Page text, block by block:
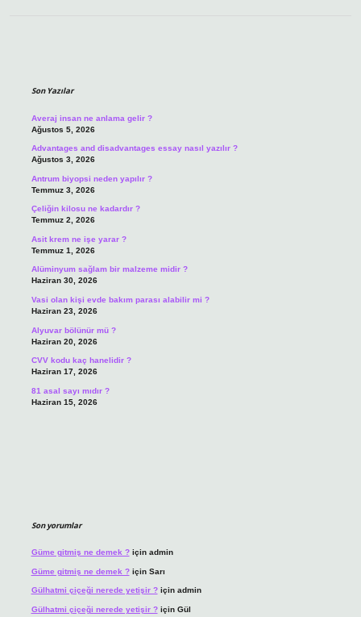
Son Yazılar
Averaj insan ne anlama gelir ?
Ağustos 5, 2026
Advantages and disadvantages essay nasıl yazılır ?
Ağustos 3, 2026
Antrum biyopsi neden yapılır ?
Temmuz 3, 2026
Çeliğin kilosu ne kadardır ?
Temmuz 2, 2026
Asit krem ne işe yarar ?
Temmuz 1, 2026
Alüminyum sağlam bir malzeme midir ?
Haziran 30, 2026
Vasi olan kişi evde bakım parası alabilir mi ?
Haziran 23, 2026
Alyuvar bölünür mü ?
Haziran 20, 2026
CVV kodu kaç hanelidir ?
Haziran 17, 2026
81 asal sayı mıdır ?
Haziran 15, 2026
Son yorumlar
Güme gitmiş ne demek ?için admin
Güme gitmiş ne demek ?için Sarı
Gülhatmi çiçeği nerede yetişir ?için admin
Gülhatmi çiçeği nerede yetişir ?için Gül